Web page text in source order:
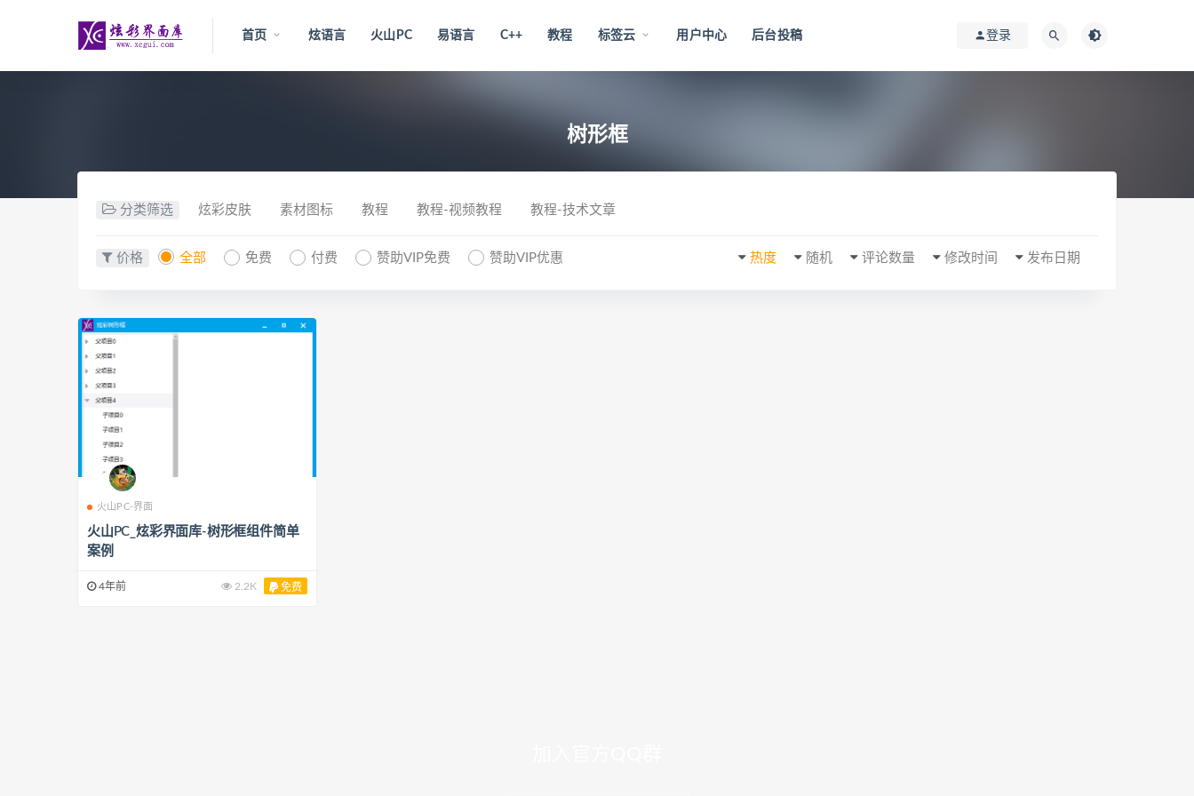
首页 炫语言 火山PC 易语言 C++ 教程 标签云 用户中心 后台投稿 登录
树形框
分类筛选 炫彩皮肤 素材图标 教程 教程-视频教程 教程-技术文章
价格 全部 免费 付费 赞助VIP免费 赞助VIP优惠 发布日期
修改时间
评论数量
随机
热度
火山PC-界面
火山PC_炫彩界面库-树形框组件简单
案例
4年前 2.2K 免费